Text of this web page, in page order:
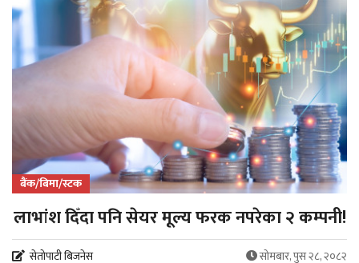
बैंक/बिमा/स्टक
लाभांश दिँदा पनि सेयर मूल्य फरक नपरेका २ कम्पनी!
सेतोपाटी बिजनेस सोमबार, पुस २८, २०८२